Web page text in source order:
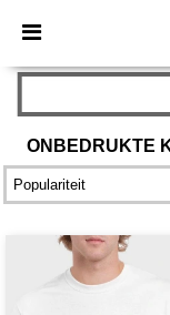
× Needen-
Betere
ONBEDRUKTE